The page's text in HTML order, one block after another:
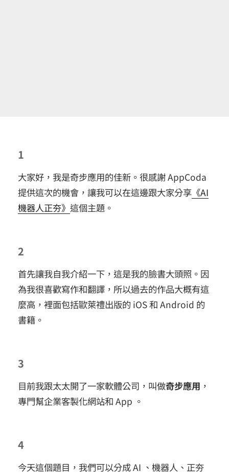
1
大家好，我是奇步應用的佳新。很感謝 AppCoda
提供這次的機會，讓我可以在這邊跟大家分享《AI
機器人正夯》 這個主題。
2
首先讓我自我介紹一下，這是我的臉書大頭照。因
為我很喜歡寫作和翻譯，所以過去的作品大概有這
麼高，裡面包括歐萊禮出版的 iOS 和 Android 的
書籍。
3
目前我跟太太開了一家軟體公司，叫做奇步應用 ，
專門幫企業客製化網站和 App 。
4
今天這個題目，我們可以分成 AI 、機器人、正夯